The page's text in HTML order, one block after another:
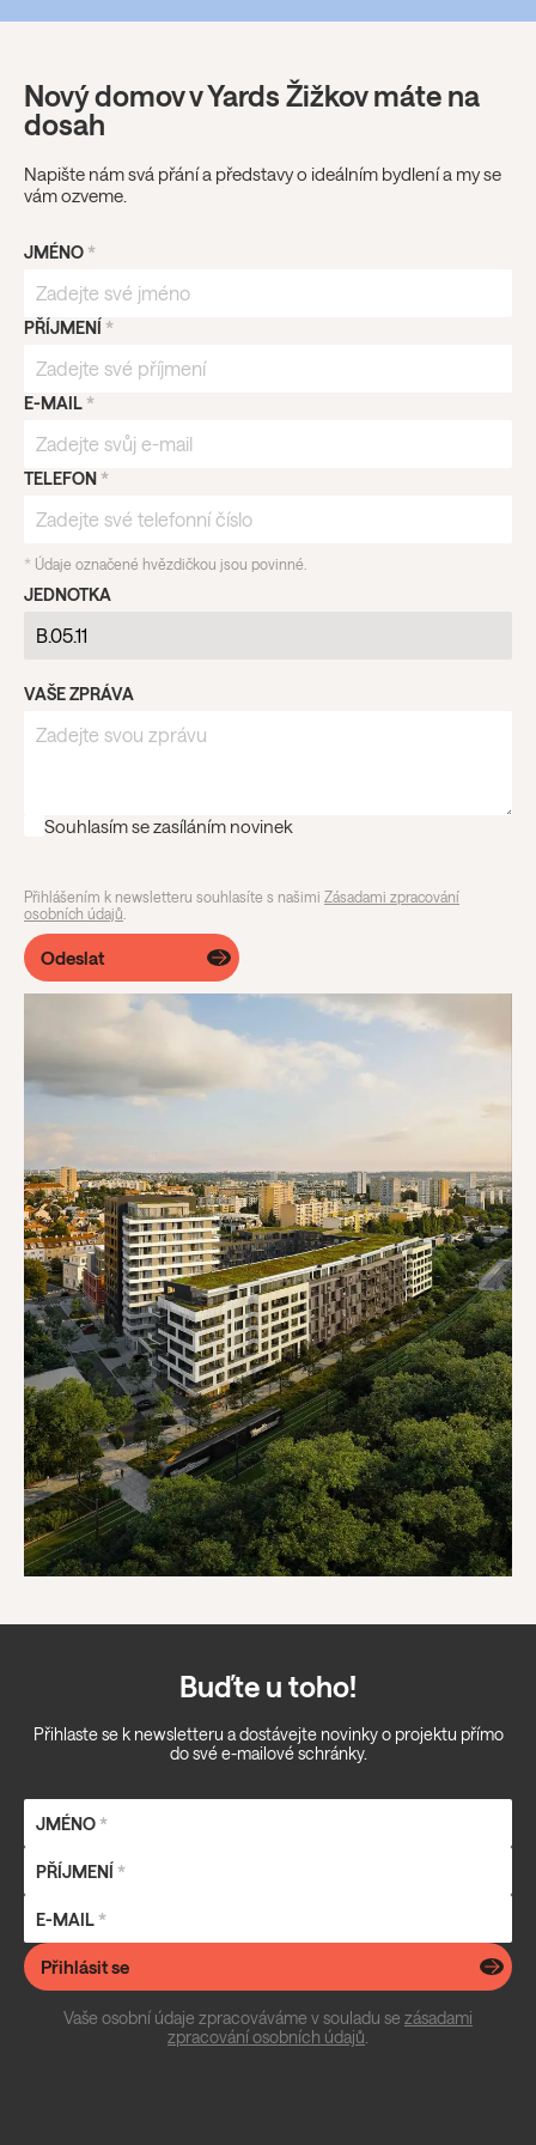
Nový domov v Yards Žižkov máte na
dosah
Napište nám svá přání a představy o ideálním bydlení a my se
vám ozveme.
JMÉNO *
PŘÍJMENÍ *
E-MAIL *
TELEFON *
* Údaje označené hvězdičkou jsou povinné.
JEDNOTKA
VAŠE ZPRÁVA
Souhlasím se zasíláním novinek
Přihlášením k newsletteru souhlasíte s našimi Zásadami zpracování
osobních údajů
Odeslat
Buďte u toho!
Přihlaste se k newsletteru a dostávejte novinky o projektu přímo
do své e-mailové schránky.
JMÉNO*
PŘÍJMENÍ *
E-MAIL*
Přihlásit se
Vaše osobní údaje zpracováváme v souladu se zásadami
zpracování osobních údajů